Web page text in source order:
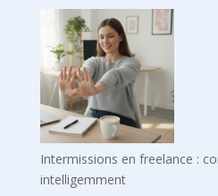
Intermissions en freelance :
intelligemment